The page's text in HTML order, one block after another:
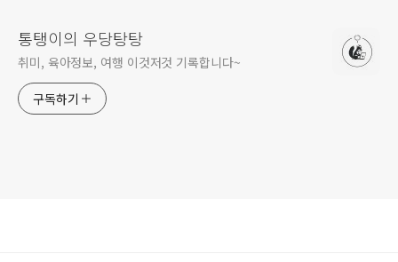
통탱이의 우당탕탕
취미, 육아정보, 여행 이것저것 기록합니다~
구독하기